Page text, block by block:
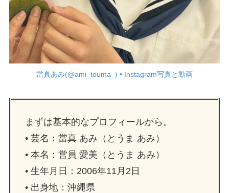
當真あみ(@ami_touma_) • Instagram写真と動画
まずは基本的なプロフィールから。
• 芸名：當真 あみ（とうま あみ）
• 本名：営員 愛美（とうま あみ）
• 生年月日：2006年11月2日
• 出身地：沖縄県